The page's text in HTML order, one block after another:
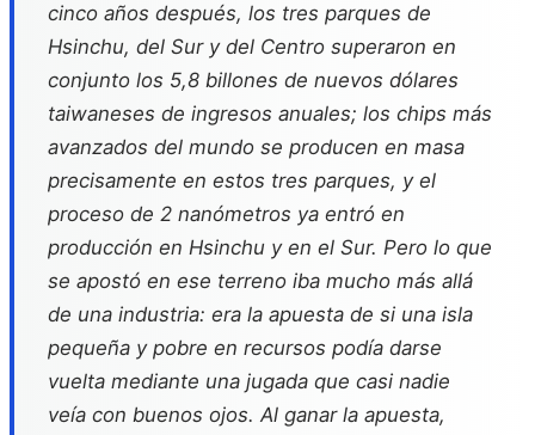
cinco años después, los tres parques de
Hsinchu, del Sur y del Centro superaron en
conjunto los 5,8 billones de nuevos dólares
taiwaneses de ingresos anuales; los chips más
avanzados del mundo se producen en masa
precisamente en estos tres parques, y el
proceso de 2 nanómetros ya entró en
producción en Hsinchu y en el Sur. Pero lo que
se apostó en ese terreno iba mucho más allá
de una industria: era la apuesta de si una isla
pequeña y pobre en recursos podía darse
vuelta mediante una jugada que casi nadie
veía con buenos ojos. Al ganar la apuesta,